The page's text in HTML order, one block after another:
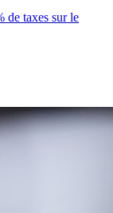
de taxes sur le